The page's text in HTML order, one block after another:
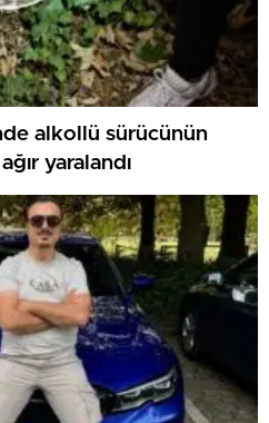
alkollü sürücünün
yaralandı